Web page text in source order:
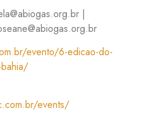
|
evento/6-edicao-do-
events/